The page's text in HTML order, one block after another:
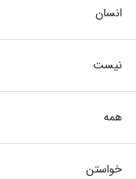
انسان
نیست
همه
خواستن